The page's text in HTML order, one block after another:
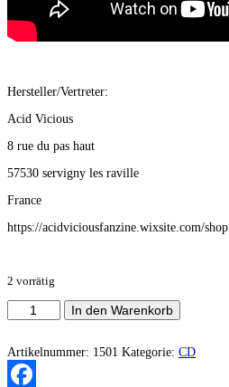
Hersteller/Vertreter:
Acid Vicious
8 rue du pas haut
57530 servigny les raville
France
https://acidviciousfanzine.wixsite.com/shop
2 vorrätig
Liksminke
-
Onde
Tjernet
Menge
In den Warenkorb
Artikelnummer: 1501 Kategorie: CD